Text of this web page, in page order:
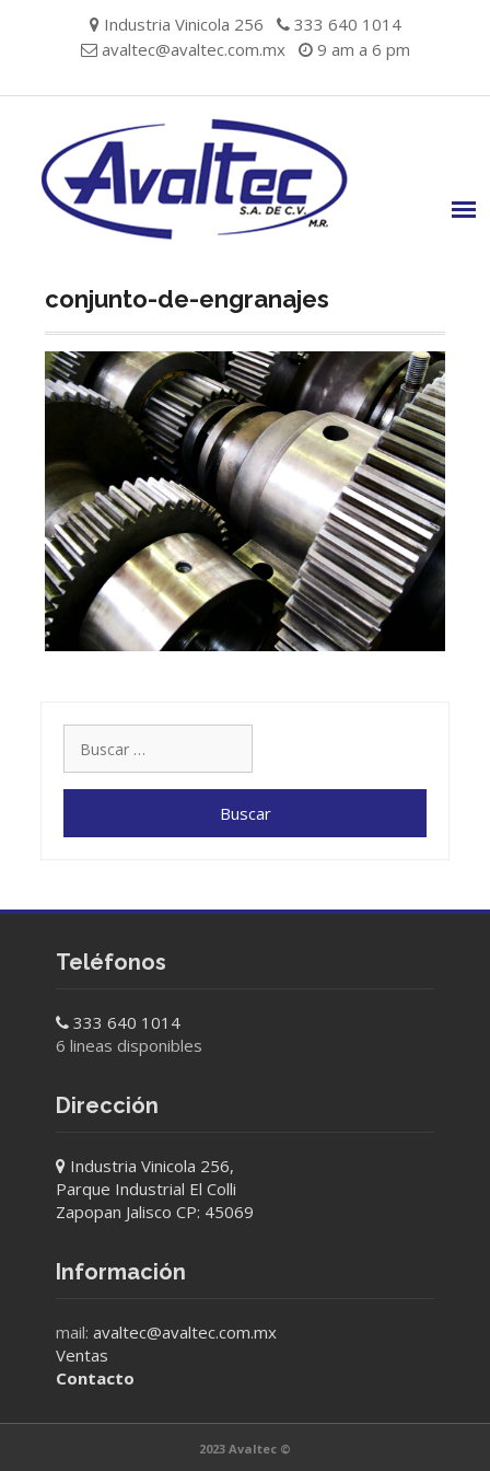
Industria Vinicola 256
333 640 1014
avaltec@avaltec.com.mx
9 am a 6 pm
conjunto-de-engranajes
Teléfonos
333 640 1014
6 lineas disponibles
Dirección
Industria Vinicola 256,
Parque Industrial El Colli
Zapopan Jalisco CP: 45069
Información
mail: avaltec@avaltec.com.mx
Ventas
Contacto
2023 Avaltec ©